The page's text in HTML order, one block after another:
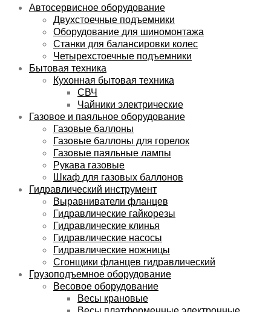
Автосервисное оборудование
Двухстоечные подъемники
Оборудование для шиномонтажа
Станки для балансировки колес
Четырехстоечные подъемники
Бытовая техника
Кухонная бытовая техника
СВЧ
Чайники электрические
Газовое и паяльное оборудование
Газовые баллоны
Газовые баллоны для горелок
Газовые паяльные лампы
Рукава газовые
Шкаф для газовых баллонов
Гидравлический инструмент
Выравниватели фланцев
Гидравлические гайкорезы
Гидравлические клинья
Гидравлические насосы
Гидравлические ножницы
Сгонщики фланцев гидравлический
Грузоподъемное оборудование
Весовое оборудование
Весы крановые